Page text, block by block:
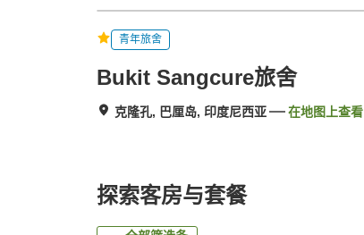
青年旅舍
Bukit Sangcure旅舍
克隆孔, 巴厘岛, 印度尼西亚 在地图上查看
探索客房与套餐